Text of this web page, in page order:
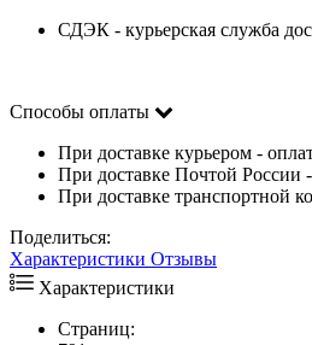
СДЭК - курьерская служба
Способы оплаты
При доставке курьером -
При доставке Почтой России
При доставке транспортной
Поделиться:
Характеристики Отзывы
Характеристики
Страниц: